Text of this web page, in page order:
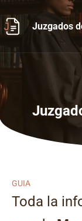
al
contenido
Juzgados
GUIA
Toda la